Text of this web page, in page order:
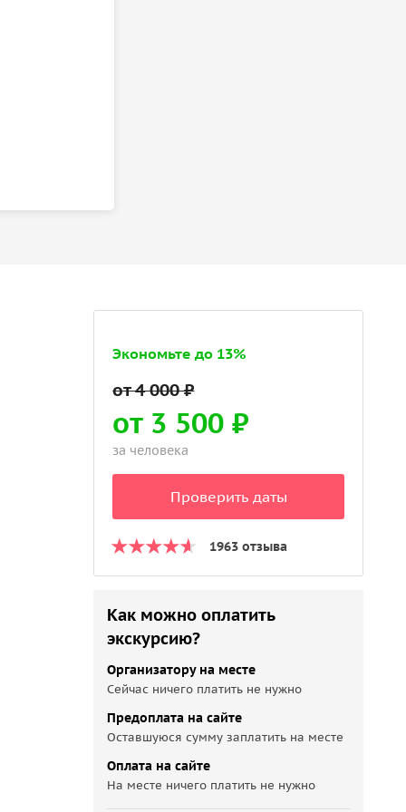
Экономьте до 13%
от 3 500 ₽
за человека
Проверить даты
1963 отзыва
Как можно оплатить
экскурсию?
Организатору на месте
Сейчас ничего платить не нужно
Предоплата на сайте
Оставшуюся сумму заплатить на месте
Оплата на сайте
На месте ничего платить не нужно